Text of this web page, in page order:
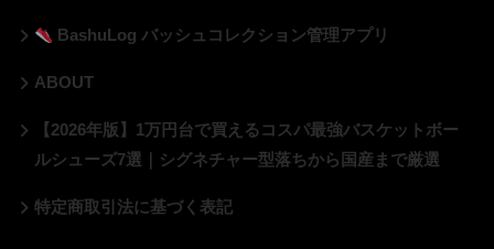
BashuLog バッシュコレクション管理アプリ
ABOUT
【2026年版】1万円台で買えるコスパ最強バスケットボー
ルシューズ7選｜シグネチャー型落ちから国産まで厳選
特定商取引法に基づく表記